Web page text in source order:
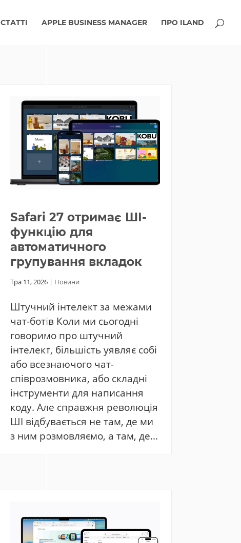
СТАТТІ APPLE BUSINESS MANAGER ПРО ILAND
Safari 27 отримає ШІ-
функцію для
автоматичного
групування вкладок
Тра 11, 2026 | Новини
Штучний інтелект за межами
чат-ботів Коли ми сьогодні
говоримо про штучний
інтелект, більшість уявляє собі
або всезнаючого чат-
співрозмовника, або складні
інструменти для написання
коду. Але справжня революція
ШІ відбувається не там, де ми
з ним розмовляємо, а там, де...